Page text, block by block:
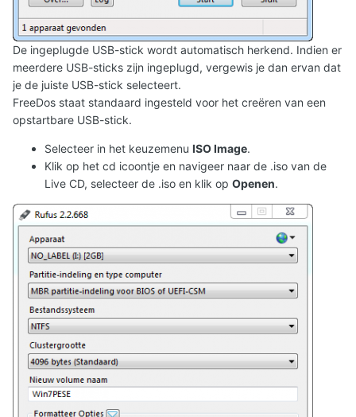
De ingeplugde USB-stick wordt automatisch herkend. Indien er
meerdere USB-sticks zijn ingeplugd, vergewis je dan ervan dat
je de juiste USB-stick selecteert.
FreeDos staat standaard ingesteld voor het creëren van een
opstartbare USB-stick.
Selecteer in het keuzemenu ISO Image.
Klik op het cd icoontje en navigeer naar de .iso van de
Live CD, selecteer de .iso en klik op Openen.